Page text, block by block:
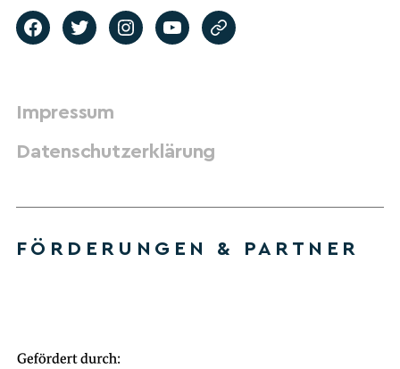
Impressum
Datenschutzerklärung
FÖRDERUNGEN & PARTNER